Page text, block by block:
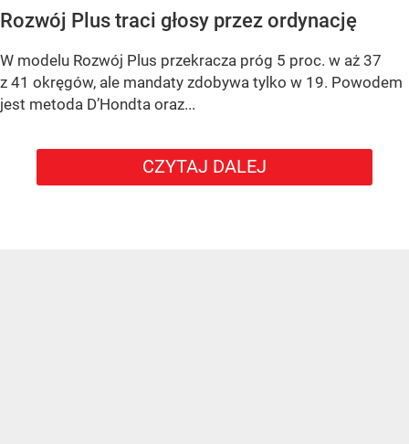
Rozwój Plus traci głosy przez ordynację
W modelu Rozwój Plus przekracza próg 5 proc. w aż 37
z 41 okręgów, ale mandaty zdobywa tylko w 19. Powodem
jest metoda D’Hondta oraz...
CZYTAJ DALEJ